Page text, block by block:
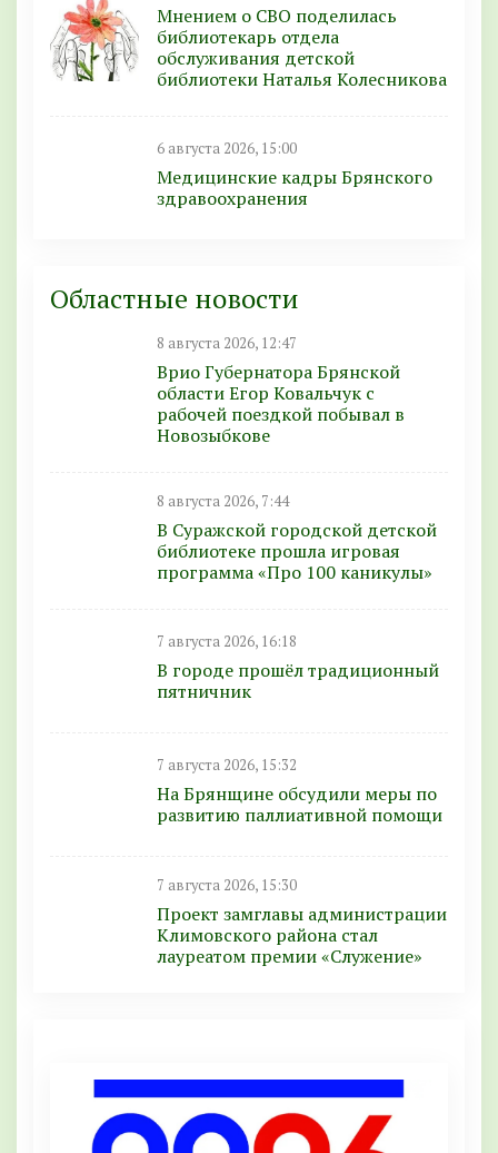
Мнением о СВО поделилась
библиотекарь отдела
обслуживания детской
библиотеки Наталья Колесникова
6 августа 2026, 15:00
Медицинские кадры Брянского
здравоохранения
Областные новости
8 августа 2026, 12:47
Врио Губернатора Брянской
области Егор Ковальчук с
рабочей поездкой побывал в
Новозыбкове
8 августа 2026, 7:44
В Суражской городской детской
библиотеке прошла игровая
программа «Про 100 каникулы»
7 августа 2026, 16:18
В городе прошёл традиционный
пятничник
7 августа 2026, 15:32
На Брянщине обсудили меры по
развитию паллиативной помощи
7 августа 2026, 15:30
Проект замглавы администрации
Климовского района стал
лауреатом премии «Служение»